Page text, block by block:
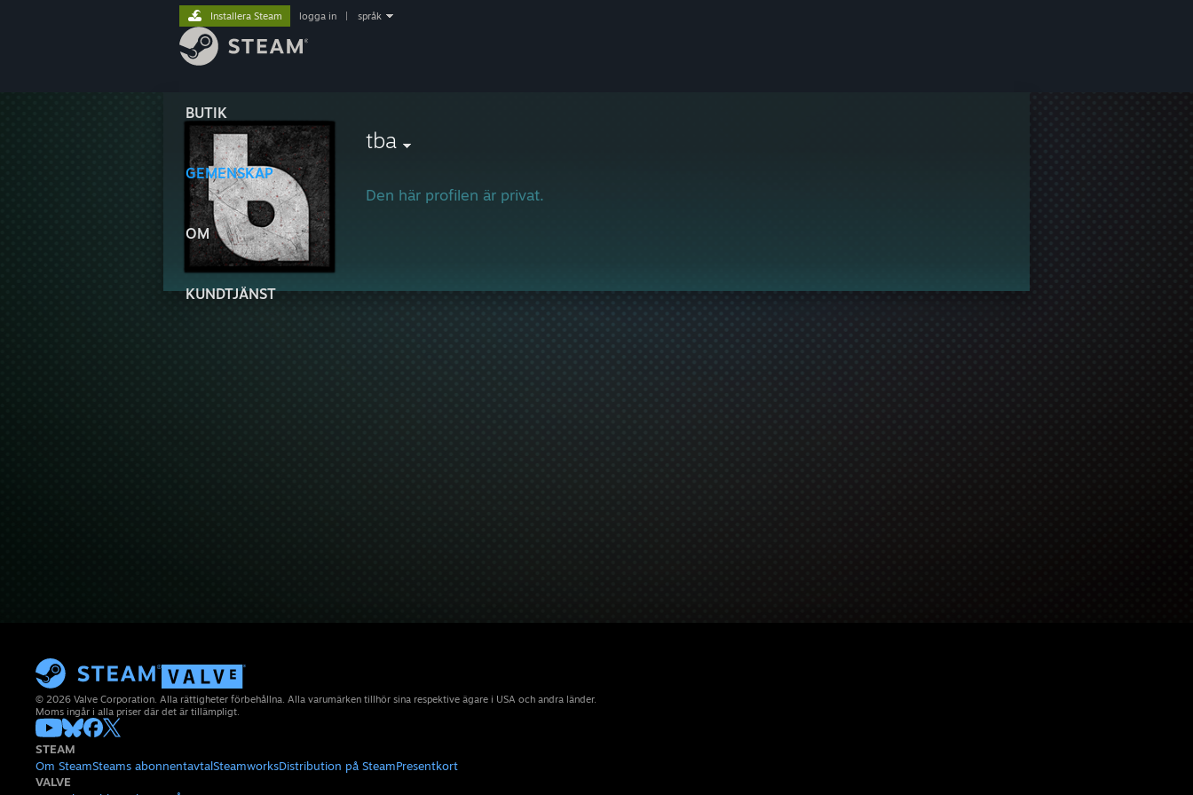
BUTIK
GEMENSKAP
OM
KUNDTJÄNST
Installera Steam logga in språk
tba
Den här profilen är privat.
© 2026 Valve Corporation. Alla rättigheter förbehållna. Alla varumärken tillhör sina respektive ägare i USA och andra länder.
Moms ingår i alla priser där det är tillämpligt.
STEAM
Om SteamSteams abonnentavtalSteamworksDistribution på SteamPresentkort
VALVE